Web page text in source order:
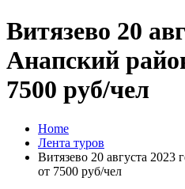
Витязево 20
Анапский
7500 руб/чел
Home
Лента туров
Витязево 20 августа
от 7500 руб/чел